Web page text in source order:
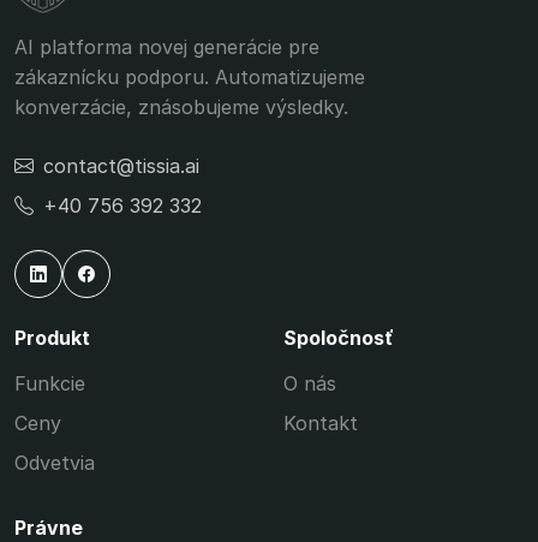
AI platforma novej generácie pre
zákaznícku podporu. Automatizujeme
konverzácie, znásobujeme výsledky.
contact@tissia.ai
+40 756 392 332
Produkt
Funkcie
Ceny
Odvetvia
Spoločnosť
O nás
Kontakt
Právne